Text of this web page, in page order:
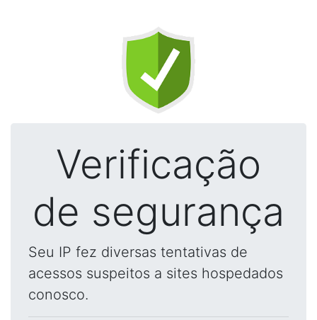
Verificação
de segurança
Seu IP fez diversas tentativas de
acessos suspeitos a sites hospedados
conosco.